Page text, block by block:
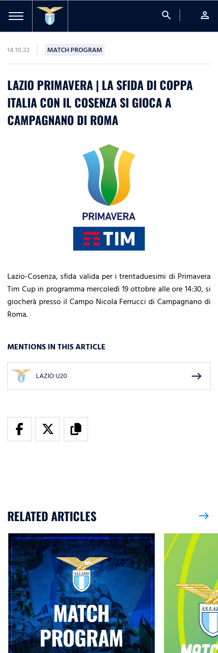
search person
14.10.22 MATCH PROGRAM
LAZIO PRIMAVERA | LA SFIDA DI COPPA
ITALIA CON IL COSENZA SI GIOCA A
CAMPAGNANO DI ROMA
Lazio-Cosenza, sfida valida per i trentaduesimi di Primavera
Tim Cup in programma mercoledì 19 ottobre alle ore 14:30, si
giocherà presso il Campo Nicola Ferrucci di Campagnano di
Roma.
MENTIONS IN THIS ARTICLE
LAZIO U20 east
RELATED ARTICLES east